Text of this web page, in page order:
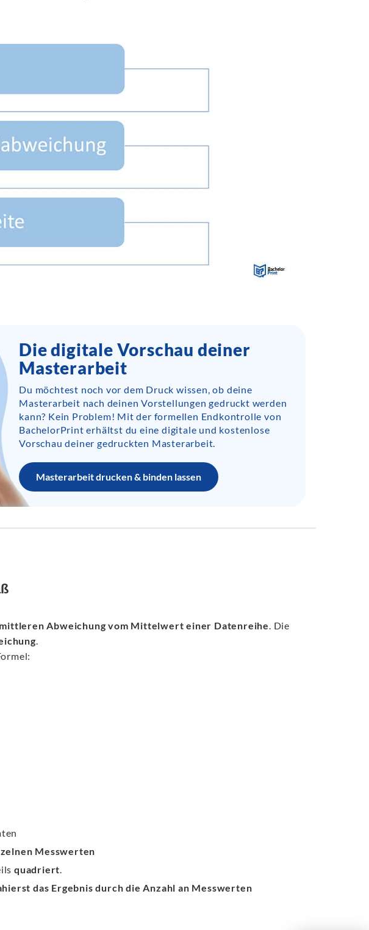
Die digitale Vorschau deiner
Masterarbeit
Du möchtest noch vor dem Druck wissen, ob deine
Masterarbeit nach deinen Vorstellungen gedruckt werden
kann? Kein Problem! Mit der formellen Endkontrolle von
BachelorPrint erhältst du eine digitale und kostenlose
Vorschau deiner gedruckten Masterarbeit.
Masterarbeit drucken & binden lassen
Abweichung vom Mittelwert einer Datenreihe. Die
.
Messwerten
quadriert.
das Ergebnis durch die Anzahl an Messwerten